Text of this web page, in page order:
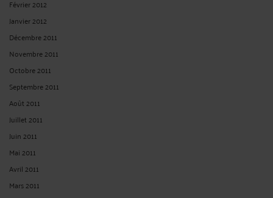
Février 2012
Janvier 2012
Décembre 2011
Novembre 2011
Octobre 2011
Septembre 2011
Août 2011
Juillet 2011
Juin 2011
Mai 2011
Avril 2011
Mars 2011